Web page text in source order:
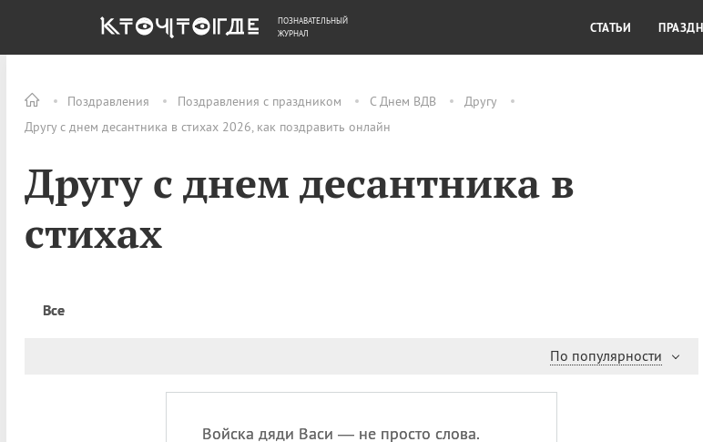
Поздравления Поздравления с праздником С Днем ВДВ
Другу
Другу с днем десантника в стихах 2026, как поздравить онлайн
Другу с днем десантника в
стихах
Все
По популярности
Войска дяди Васи — не просто слова.
ОБЩЕСТВО ДЕНЬГИ
ПОЗНАВАТЕЛЬНЫЙ
ЖУРНАЛ
СТАТЬИ